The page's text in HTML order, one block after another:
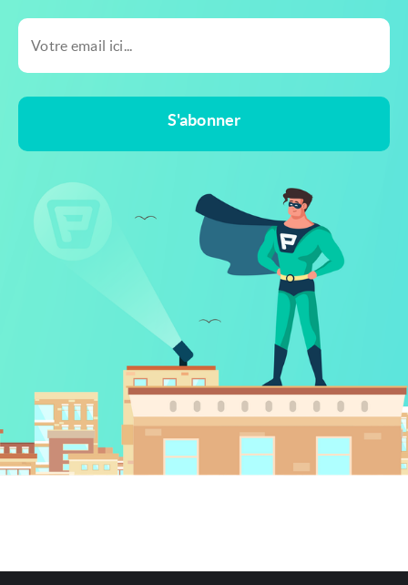
S'abonner